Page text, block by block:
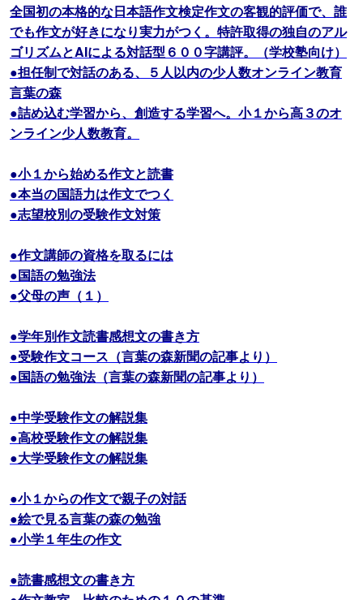
全国初の本格的な日本語作文検定作文の客観的評価で、誰
でも作文が好きになり実力がつく。特許取得の独自のアル
ゴリズムとAIによる対話型６００字講評。（学校塾向け）
●担任制で対話のある、５人以内の少人数オンライン教育
言葉の森
●詰め込む学習から、創造する学習へ。小１から高３のオ
ンライン少人数教育。
●小１から始める作文と読書
●本当の国語力は作文でつく
●志望校別の受験作文対策
●作文講師の資格を取るには
●国語の勉強法
●父母の声（１）
●学年別作文読書感想文の書き方
●受験作文コース（言葉の森新聞の記事より）
●国語の勉強法（言葉の森新聞の記事より）
●中学受験作文の解説集
●高校受験作文の解説集
●大学受験作文の解説集
●小１からの作文で親子の対話
●絵で見る言葉の森の勉強
●小学１年生の作文
●読書感想文の書き方